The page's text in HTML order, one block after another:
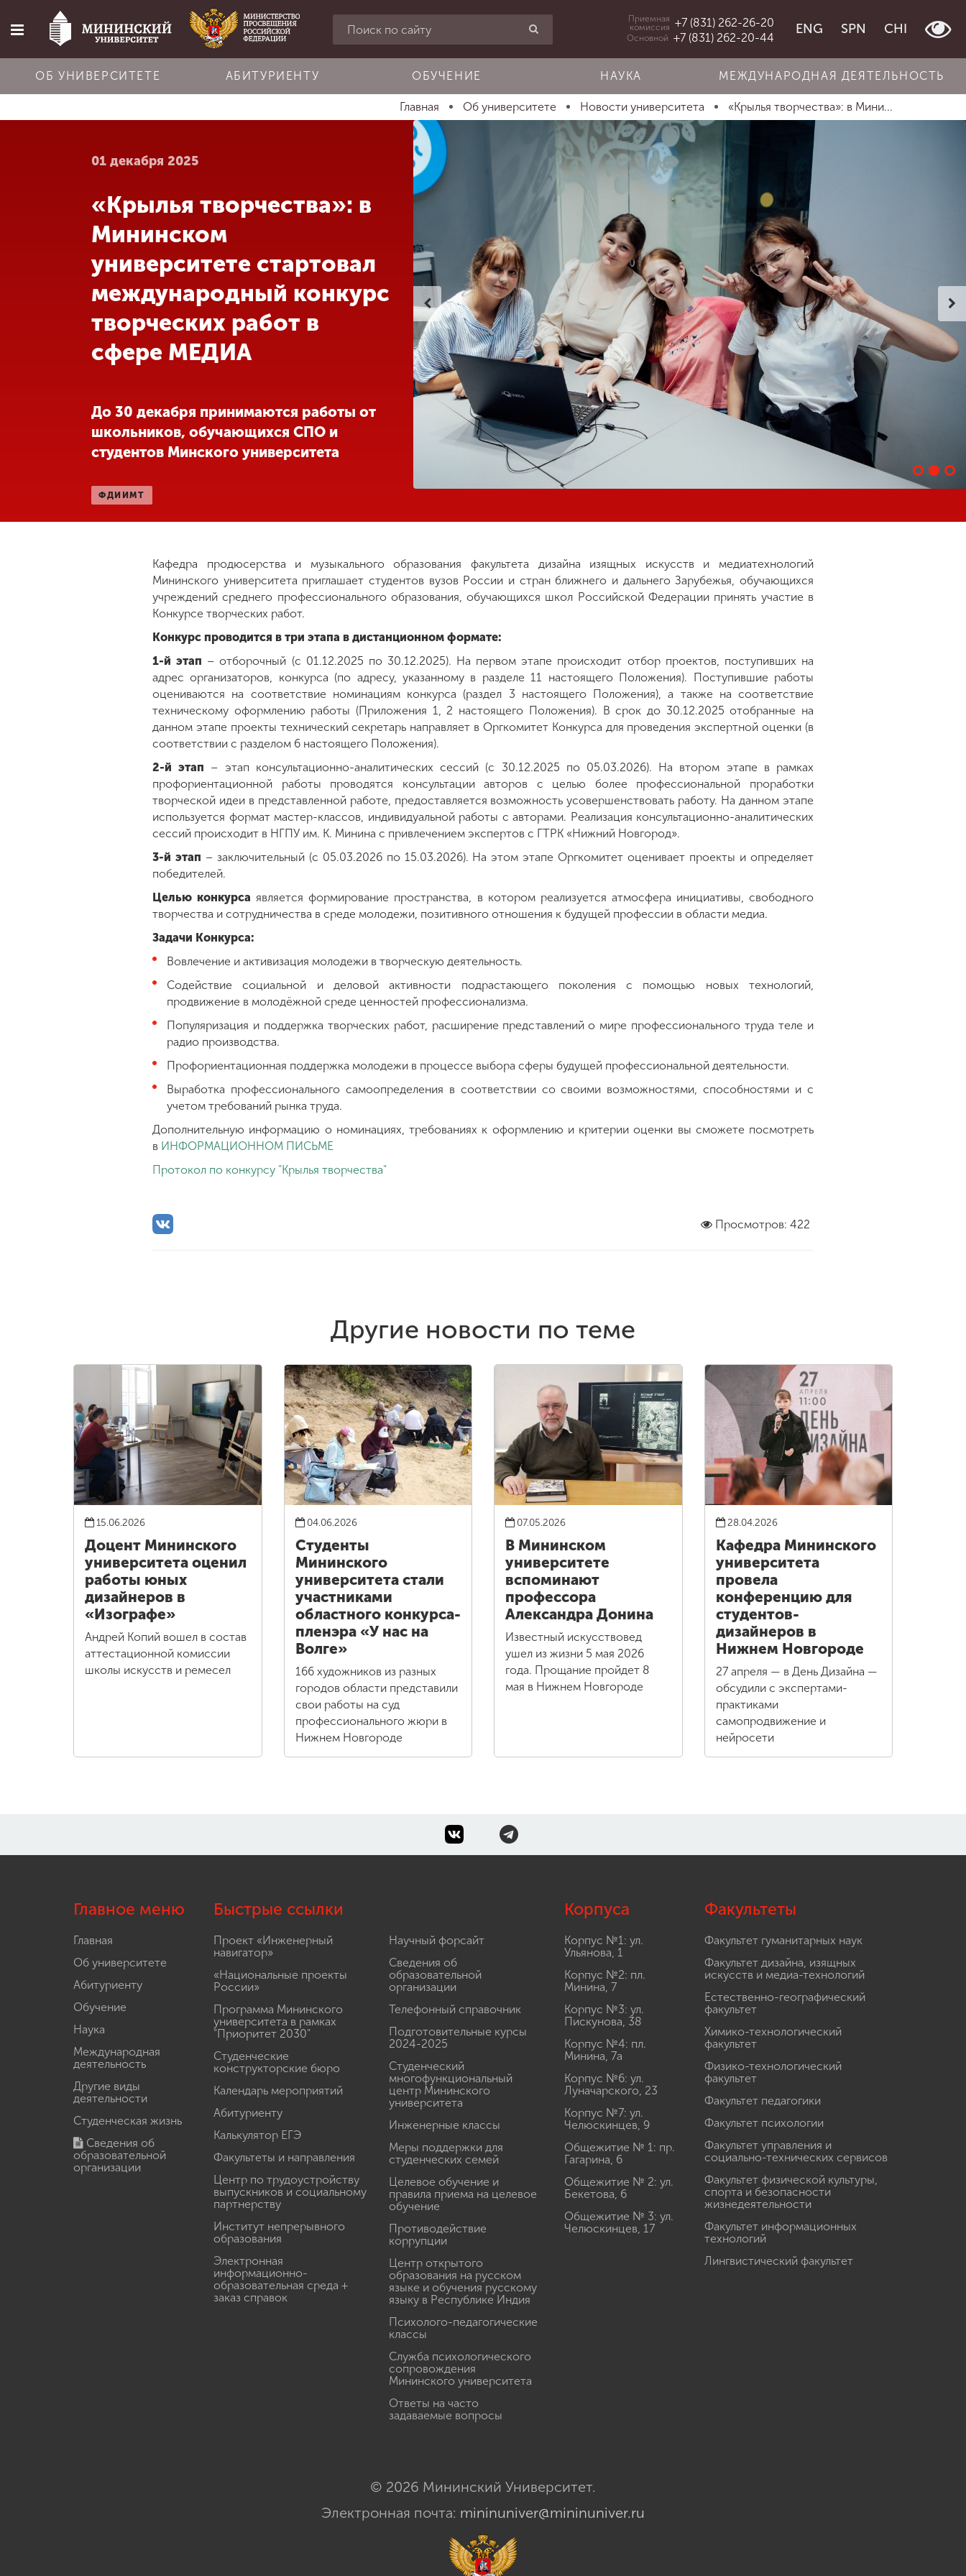
Главная
Об университете
Абитуриенту
Обучение
Международная
деятельность
Другие виды
деятельности
Приемная
комиссия +7 (831) 262-26-20
Основной +7 (831) 262-20-44
ENG SPN CHI
ОБ УНИВЕРСИТЕТЕ АБИТУРИЕНТУ ОБУЧЕНИЕ НАУКА МЕЖДУНАРОДНАЯ ДЕЯТЕЛЬНОСТЬ
Главная Об университете Новости университета «Крылья творчества»: в Мини...
01 декабря 2025
«Крылья творчества»: в
Мининском
университете стартовал
международный конкурс
творческих работ в
сфере МЕДИА
До 30 декабря принимаются работы от
школьников, обучающихся СПО и
студентов Минского университета
ФДИИМТ
Кафедра продюсерства и музыкального образования факультета дизайна изящных искусств и медиатехнологий
Мининского университета приглашает студентов вузов России и стран ближнего и дальнего Зарубежья, обучающихся
учреждений среднего профессионального образования, обучающихся школ Российской Федерации принять участие в
Конкурсе творческих работ.
Конкурс проводится в три этапа в дистанционном формате:
1-й этап – отборочный (с 01.12.2025 по 30.12.2025). На первом этапе происходит отбор проектов, поступивших на
адрес организаторов, конкурса (по адресу, указанному в разделе 11 настоящего Положения). Поступившие работы
оцениваются на соответствие номинациям конкурса (раздел 3 настоящего Положения), а также на соответствие
техническому оформлению работы (Приложения 1, 2 настоящего Положения). В срок до 30.12.2025 отобранные на
данном этапе проекты технический секретарь направляет в Оргкомитет Конкурса для проведения экспертной оценки (в
соответствии с разделом 6 настоящего Положения).
2-й этап – этап консультационно-аналитических сессий (с 30.12.2025 по 05.03.2026). На втором этапе в рамках
профориентационной работы проводятся консультации авторов с целью более профессиональной проработки
творческой идеи в представленной работе, предоставляется возможность усовершенствовать работу. На данном этапе
используется формат мастер-классов, индивидуальной работы с авторами. Реализация консультационно-аналитических
сессий происходит в НГПУ им. К. Минина с привлечением экспертов с ГТРК «Нижний Новгород».
3-й этап – заключительный (с 05.03.2026 по 15.03.2026). На этом этапе Оргкомитет оценивает проекты и определяет
победителей.
Целью конкурса является формирование пространства, в котором реализуется атмосфера инициативы, свободного
творчества и сотрудничества в среде молодежи, позитивного отношения к будущей профессии в области медиа.
Задачи Конкурса:
Вовлечение и активизация молодежи в творческую деятельность.
Содействие социальной и деловой активности подрастающего поколения с помощью новых технологий,
продвижение в молодёжной среде ценностей профессионализма.
Популяризация и поддержка творческих работ, расширение представлений о мире профессионального труда теле и
радио производства.
Профориентационная поддержка молодежи в процессе выбора сферы будущей профессиональной деятельности.
Выработка профессионального самоопределения в соответствии со своими возможностями, способностями и с
учетом требований рынка труда.
Дополнительную информацию о номинациях, требованиях к оформлению и критерии оценки вы сможете посмотреть
в ИНФОРМАЦИОННОМ ПИСЬМЕ
Протокол по конкурсу "Крылья творчества"
Просмотров: 422
Другие новости по теме
15.06.2026
Доцент Мининского
университета оценил
работы юных
дизайнеров в
«Изографе»
Андрей Копий вошел в состав
аттестационной комиссии
школы искусств и ремесел
04.06.2026
Студенты
Мининского
университета стали
участниками
областного конкурса-
пленэра «У нас на
Волге»
166 художников из разных
городов области представили
свои работы на суд
профессионального жюри в
Нижнем Новгороде
07.05.2026
В Мининском
университете
вспоминают
профессора
Александра Донина
Известный искусствовед
ушел из жизни 5 мая 2026
года. Прощание пройдет 8
мая в Нижнем Новгороде
28.04.2026
Кафедра Мининского
университета
провела
конференцию для
студентов-
дизайнеров в
Нижнем Новгороде
27 апреля — в День Дизайна —
обсудили с экспертами-
практиками
самопродвижение и
нейросети
Главное меню
Главная
Об университете
Абитуриенту
Обучение
Наука
Международная
деятельность
Другие виды
деятельности
Студенческая жизнь
Сведения об
образовательной
организации
Быстрые ссылки
Проект «Инженерный
навигатор»
«Национальные проекты
России»
Программа Мининского
университета в рамках
"Приоритет 2030"
Студенческие
конструкторские бюро
Календарь мероприятий
Абитуриенту
Калькулятор ЕГЭ
Факультеты и направления
Центр по трудоустройству
выпускников и социальному
партнерству
Институт непрерывного
образования
Электронная
информационно-
образовательная среда +
заказ справок
Научный форсайт
Сведения об
образовательной
организации
Телефонный справочник
Подготовительные курсы
2024-2025
Студенческий
многофункциональный
центр Мининского
университета
Инженерные классы
Меры поддержки для
студенческих семей
Целевое обучение и
правила приема на целевое
обучение
Противодействие
коррупции
Центр открытого
образования на русском
языке и обучения русскому
языку в Республике Индия
Психолого-педагогические
классы
Служба психологического
сопровождения
Мининского университета
Ответы на часто
задаваемые вопросы
Корпуса
Корпус №1: ул.
Ульянова, 1
Корпус №2: пл.
Минина, 7
Корпус №3: ул.
Пискунова, 38
Корпус №4: пл.
Минина, 7а
Корпус №6: ул.
Луначарского, 23
Корпус №7: ул.
Челюскинцев, 9
Общежитие № 1: пр.
Гагарина, 6
Общежитие № 2: ул.
Бекетова, 6
Общежитие № 3: ул.
Челюскинцев, 17
Факультеты
Факультет гуманитарных наук
Факультет дизайна, изящных
искусств и медиа-технологий
Естественно-географический
факультет
Химико-технологический
факультет
Физико-технологический
факультет
Факультет педагогики
Факультет психологии
Факультет управления и
социально-технических сервисов
Факультет физической культуры,
спорта и безопасности
жизнедеятельности
Факультет информационных
технологий
Лингвистический факультет
© 2026 Мининский Университет.
Электронная почта: mininuniver@mininuniver.ru